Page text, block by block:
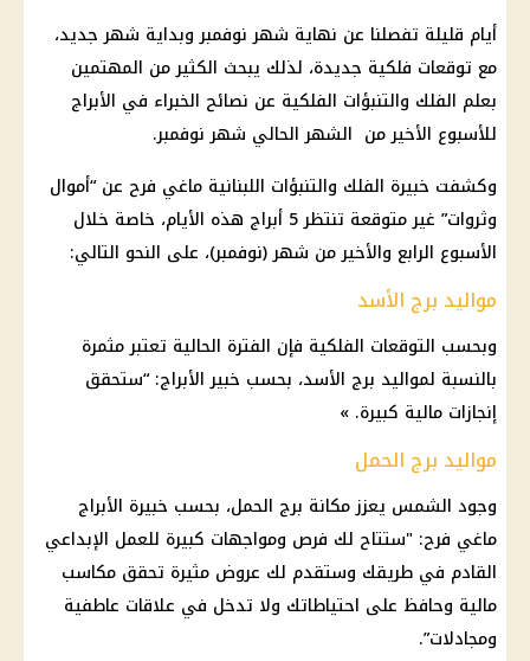
أيام قليلة تفصلنا عن نهاية شهر نوفمبر وبداية شهر جديد،
مع توقعات فلكية جديدة، لذلك يبحث الكثير من المهتمين
بعلم الفلك والتنبؤات الفلكية عن نصائح الخبراء في الأبراج
للأسبوع الأخير من الشهر الحالي شهر نوفمبر.
وكشفت خبيرة الفلك والتنبؤات اللبنانية ماغي فرح عن “أموال
وثروات” غير متوقعة تنتظر 5 أبراج هذه الأيام، خاصة خلال
الأسبوع الرابع والأخير من شهر (نوفمبر)، على النحو التالي:
مواليد برج الأسد
وبحسب التوقعات الفلكية فإن الفترة الحالية تعتبر مثمرة
بالنسبة لمواليد برج الأسد، بحسب خبير الأبراج: “ستحقق
إنجازات مالية كبيرة. »
مواليد برج الحمل
وجود الشمس يعزز مكانة برج الحمل، بحسب خبيرة الأبراج
ماغي فرح: "ستتاح لك فرص ومواجهات كبيرة للعمل الإبداعي
القادم في طريقك وستقدم لك عروض مثيرة تحقق مكاسب
مالية وحافظ على احتياطاتك ولا تدخل في علاقات عاطفية
ومجادلات”.